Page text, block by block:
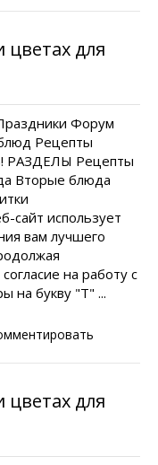
для
Форум
Рецепты
РАЗДЕЛЫ Рецепты
Вторые блюда
сайт использует
вам лучшего
на работу с
на букву "Т" ...
для